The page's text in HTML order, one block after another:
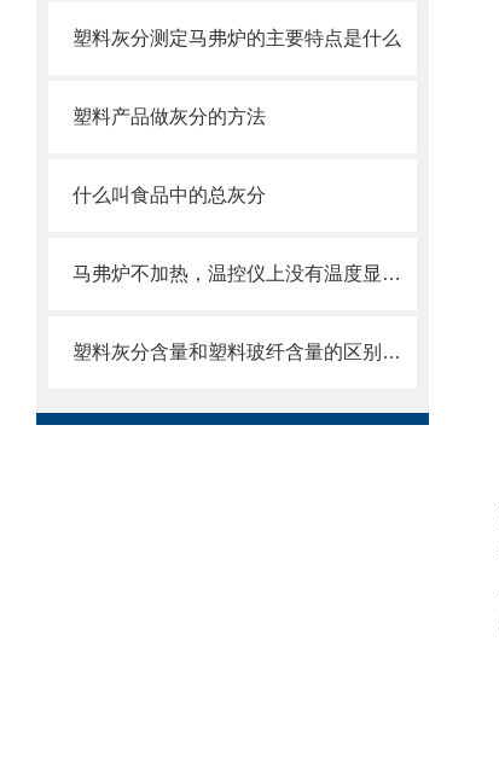
塑料灰分测定马弗炉的主要特点是什么
塑料产品做灰分的方法
什么叫食品中的总灰分
马弗炉不加热，温控仪上没有温度显示，是什么原因
塑料灰分含量和塑料玻纤含量的区别在哪里